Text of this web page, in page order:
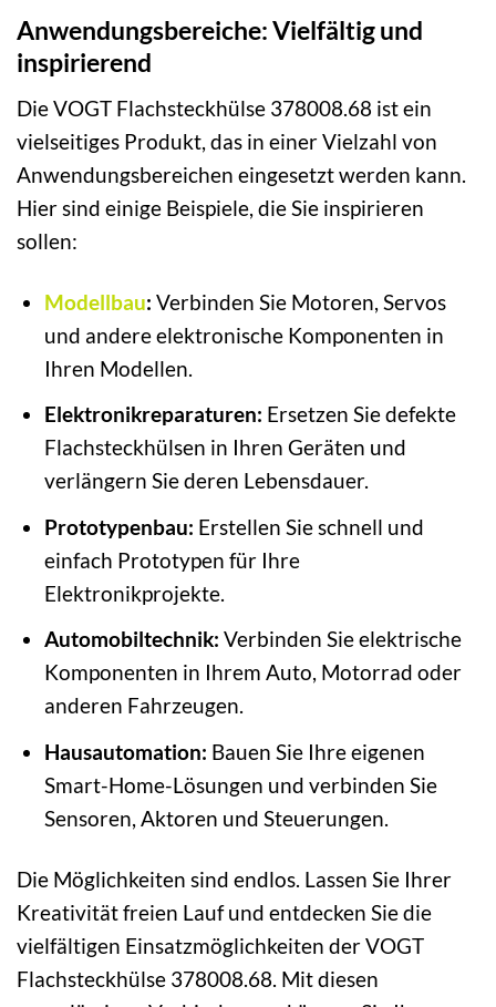
Anwendungsbereiche: Vielfältig und
inspirierend
Die VOGT Flachsteckhülse 378008.68 ist ein
vielseitiges Produkt, das in einer Vielzahl von
Anwendungsbereichen eingesetzt werden kann.
Hier sind einige Beispiele, die Sie inspirieren
sollen:
Modellbau: Verbinden Sie Motoren, Servos
und andere elektronische Komponenten in
Ihren Modellen.
Elektronikreparaturen: Ersetzen Sie defekte
Flachsteckhülsen in Ihren Geräten und
verlängern Sie deren Lebensdauer.
Prototypenbau: Erstellen Sie schnell und
einfach Prototypen für Ihre
Elektronikprojekte.
Automobiltechnik: Verbinden Sie elektrische
Komponenten in Ihrem Auto, Motorrad oder
anderen Fahrzeugen.
Hausautomation: Bauen Sie Ihre eigenen
Smart-Home-Lösungen und verbinden Sie
Sensoren, Aktoren und Steuerungen.
Die Möglichkeiten sind endlos. Lassen Sie Ihrer
Kreativität freien Lauf und entdecken Sie die
vielfältigen Einsatzmöglichkeiten der VOGT
Flachsteckhülse 378008.68. Mit diesen